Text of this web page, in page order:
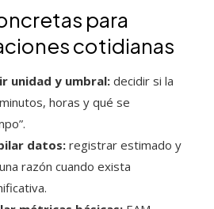
para
cotidianas
unidad y umbral: decidir si la
horas y qué se
datos: registrar estimado y
razón cuando exista